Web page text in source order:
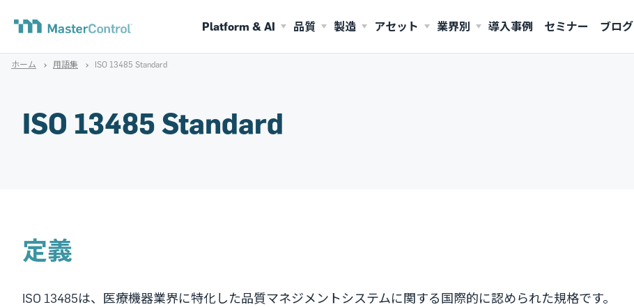
Platform & AI 品質 製造 アセット 業界別 導入事例 セミナー ブログ
ホーム 用語集 ISO 13485 Standard
ISO 13485 Standard
定義
ISO 13485は、医療機器業界に特化した品質マネジメントシステムに関する国際的に認められた規格です。